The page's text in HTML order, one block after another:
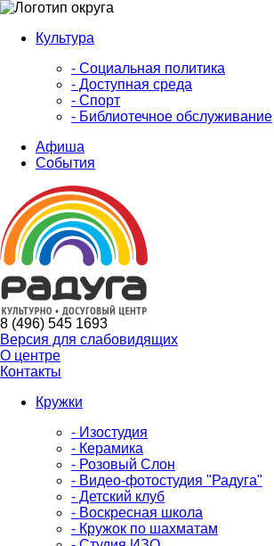
Культура
- Социальная политика
- Доступная среда
- Спорт
- Библиотечное обслуживание
Афиша
События
8 (496) 545 1693
Версия для слабовидящих
О центре
Контакты
Кружки
- Изостудия
- Керамика
- Розовый Слон
- Видео-фотостудия "Радуга"
- Детский клуб
- Воскресная школа
- Кружок по шахматам